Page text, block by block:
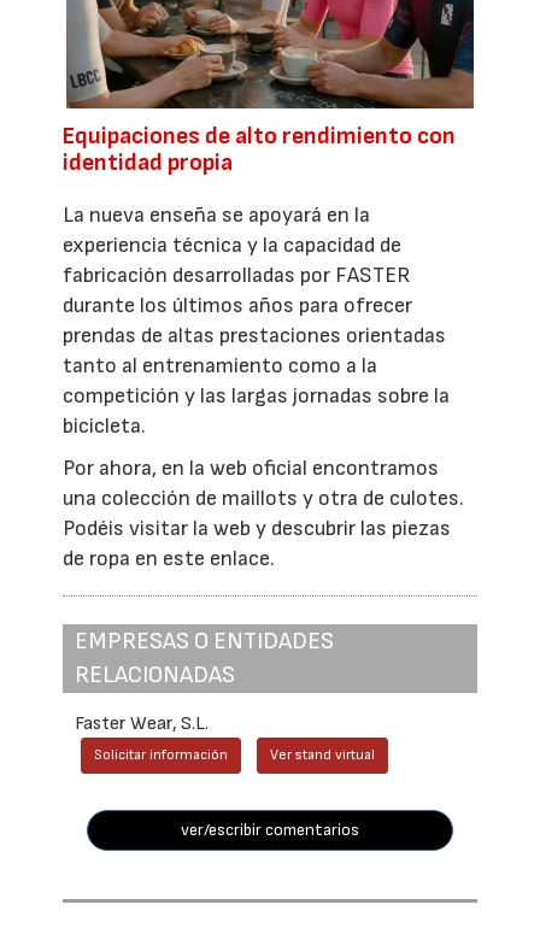
Equipaciones de alto rendimiento con
identidad propia
La nueva enseña se apoyará en la
experiencia técnica y la capacidad de
fabricación desarrolladas por FASTER
durante los últimos años para ofrecer
prendas de altas prestaciones orientadas
tanto al entrenamiento como a la
competición y las largas jornadas sobre la
bicicleta.
Por ahora, en la web oficial encontramos
una colección de maillots y otra de culotes.
Podéis visitar la web y descubrir las piezas
de ropa en este enlace.
EMPRESAS O ENTIDADES
RELACIONADAS
Faster Wear, S.L.
Solicitar información Ver stand virtual
ver/escribir comentarios